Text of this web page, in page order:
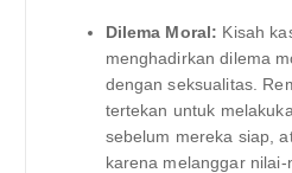
Dilema Moral: Kisah
menghadirkan dilema
dengan seksualitas.
tertekan untuk
sebelum mereka siap,
karena melanggar